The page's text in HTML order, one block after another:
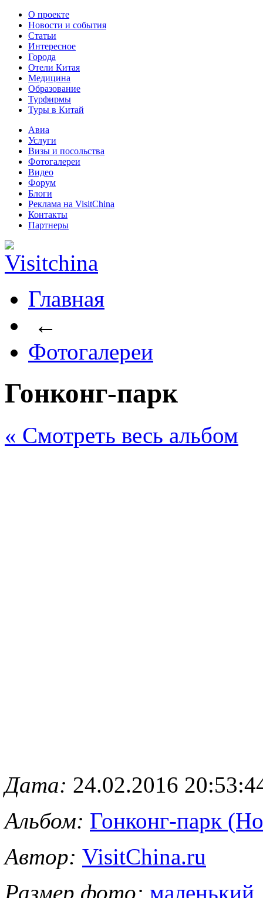
О проекте
Новости и события
Статьи
Интересное
Города
Отели Китая
Медицина
Образование
Турфирмы
Туры в Китай
Авиа
Услуги
Визы и посольства
Фотогалереи
Видео
Форум
Блоги
Реклама на VisitChina
Контакты
Партнеры
Главная
←
Фотогалереи
Гонконг-парк
« Cмотреть весь альбом
Дата: 24.02.2016
Альбом: Гонконг-парк
Автор: VisitChina.ru
Размер фото: маленький